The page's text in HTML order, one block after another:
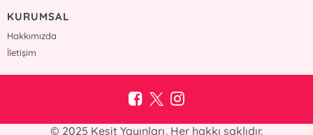
KURUMSAL
Hakkımızda
İletişim
© 2025 Kesit Yayınları. Her hakkı saklıdır.